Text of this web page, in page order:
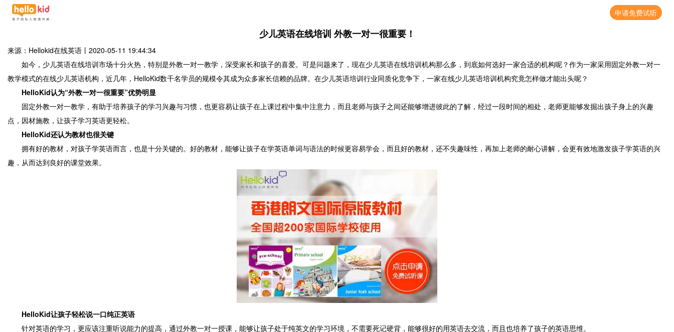
申请免费试听
少儿英语在线培训 外教一对一很重要！
来源：Hellokid在线英语 丨 2020-05-11 19:44:34
如今，少儿英语在线培训市场十分火热，特别是外教一对一教学，深受家长和孩子的喜爱。可是问题来了，现在少儿英语在线培训机构那么多，到底如何选好一家合适的机构呢？作为一家采用固定外教一对一
教学模式的在线少儿英语机构，近几年，HelloKid数千名学员的规模令其成为众多家长信赖的品牌。在少儿英语培训行业同质化竞争下，一家在线少儿英语培训机构究竟怎样做才能出头呢？
HelloKid认为“外教一对一很重要”优势明显
固定外教一对一教学，有助于培养孩子的学习兴趣与习惯，也更容易让孩子在上课过程中集中注意力，而且老师与孩子之间还能够增进彼此的了解，经过一段时间的相处，老师更能够发掘出孩子身上的兴趣
点，因材施教，让孩子学习英语更轻松。
HelloKid还认为教材也很关键
拥有好的教材，对孩子学英语而言，也是十分关键的。好的教材，能够让孩子在学英语单词与语法的时候更容易学会，而且好的教材，还不失趣味性，再加上老师的耐心讲解，会更有效地激发孩子学英语的兴
趣，从而达到良好的课堂效果。
HelloKid让孩子轻松说一口纯正英语
针对英语的学习，更应该注重听说能力的提高，通过外教一对一授课，能够让孩子处于纯英文的学习环境，不需要死记硬背，能够很好的用英语去交流，而且也培养了孩子的英语思维。